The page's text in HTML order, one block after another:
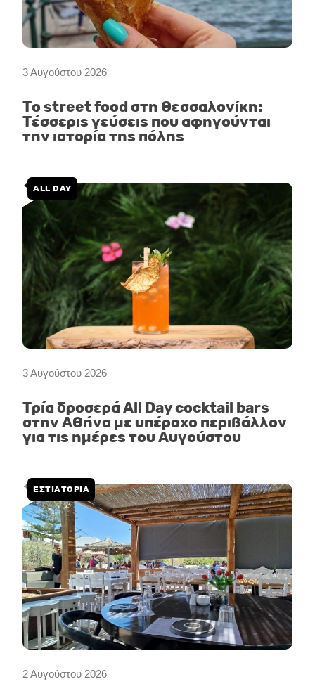
3 Αυγούστου 2026
Το street food στη Θεσσαλονίκη:
Τέσσερις γεύσεις που αφηγούνται
την ιστορία της πόλης
3 Αυγούστου 2026
ALL DAY
Τρία δροσερά All Day cocktail bars
στην Αθήνα με υπέροχο περιβάλλον
για τις ημέρες του Αυγούστου
2 Αυγούστου 2026
ΕΣΤΙΑΤΟΡΙΑ